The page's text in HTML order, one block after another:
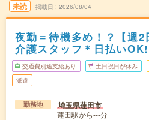
未読 掲載日 2026/08/04
夜勤＝待機多め！？【週2
介護スタッフ＊日払いOK!
交通費別途支給あり 土日祝日が休み
派遣
勤務地 埼玉県蓮田市
蓮田駅から---分